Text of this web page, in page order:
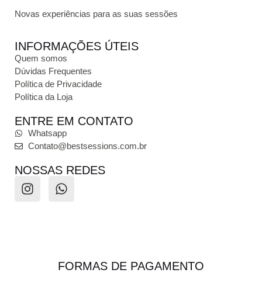
Novas experiências para as suas sessões
INFORMAÇÕES ÚTEIS
Quem somos
Dúvidas Frequentes
Política de Privacidade
Política da Loja
ENTRE EM CONTATO
Whatsapp
Contato@bestsessions.com.br
NOSSAS REDES
FORMAS DE PAGAMENTO